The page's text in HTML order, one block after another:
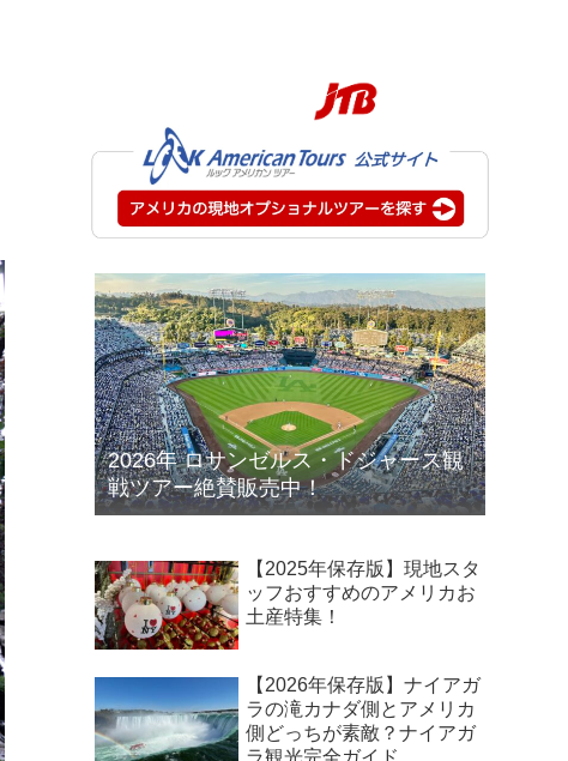
2026年 ロサンゼルス・ドジャース観
戦ツアー絶賛販売中！
【2025年保存版】現地スタ
ッフおすすめのアメリカお
土産特集！
【2026年保存版】ナイアガ
ラの滝カナダ側とアメリカ
側どっちが素敵？ナイアガ